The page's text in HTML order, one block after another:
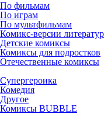
По фильмам
По играм
По мультфильмам
Комикс-версии
Детские комиксы
Комиксы для подростков
Отечественные комиксы
Супергероика
Комедия
Другое
Комиксы BUBBLE